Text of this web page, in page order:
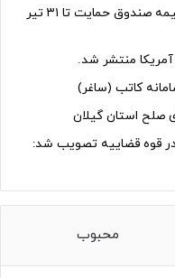
خبر مهم برای وکلا: مهلت پرداخت حق بیمه صندوق حمایت تا ۳۱ تیر
آمریکا منتشر شد.
کاتب (ساغر)
صلح استان گیلان
در قوه قضاییه تصویب شد:
محبوب